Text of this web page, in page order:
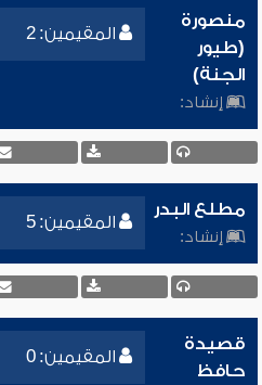
المقيمين: 2
منصورة
(طيور
الجنة)
إنشاد:
المقيمين: 5
مطلع البدر
إنشاد:
المقيمين: 0
قصيدة
حافظ